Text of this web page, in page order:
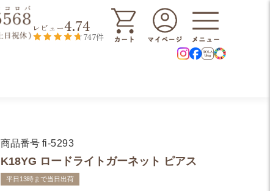
レビュー4.74
747件
商品番号 fi-5293
K18YG ロードライトガーネット ピアス
平日13時まで当日出荷